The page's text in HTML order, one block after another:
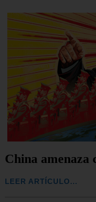
China amenaza
LEER ARTÍCULO...